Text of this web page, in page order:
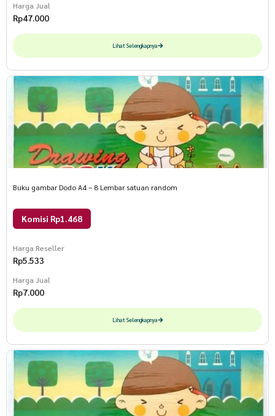
Harga Jual
Rp47.000
Lihat Selengkapnya
Buku gambar Dodo A4 – 8 Lembar satuan random
Komisi Rp1.468
Harga Reseller
Rp5.533
Harga Jual
Rp7.000
Lihat Selengkapnya